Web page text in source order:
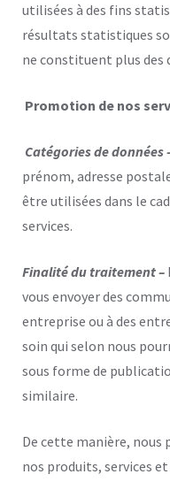
utilisées à des fins
résultats statistiques
ne constituent plus des
Promotion de nos
Catégories de données
prénom, adresse
être utilisées dans le
services.
Finalité du traitement –
vous envoyer des
entreprise ou à des
soin qui selon nous
sous forme de
similaire.
De cette manière, nous
nos produits, services